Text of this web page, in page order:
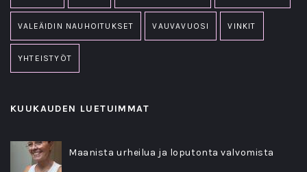
VALEÄIDIN NAUHOITUKSET VAUVAVUOSI VINKIT
YHTEISTYÖT
KUUKAUDEN LUETUIMMAT
Maanista urheilua ja loputonta valvomista